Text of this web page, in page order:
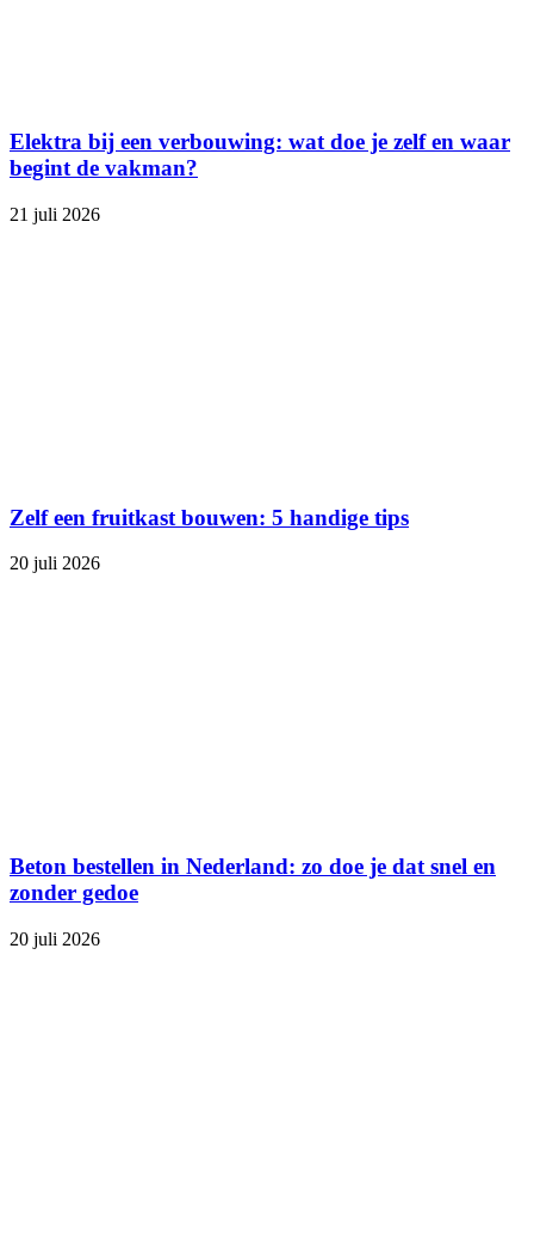
Elektra bij een verbouwing: wat doe je zelf en waar
begint de vakman?
21 juli 2026
Zelf een fruitkast bouwen: 5 handige tips
20 juli 2026
Beton bestellen in Nederland: zo doe je dat snel en
zonder gedoe
20 juli 2026